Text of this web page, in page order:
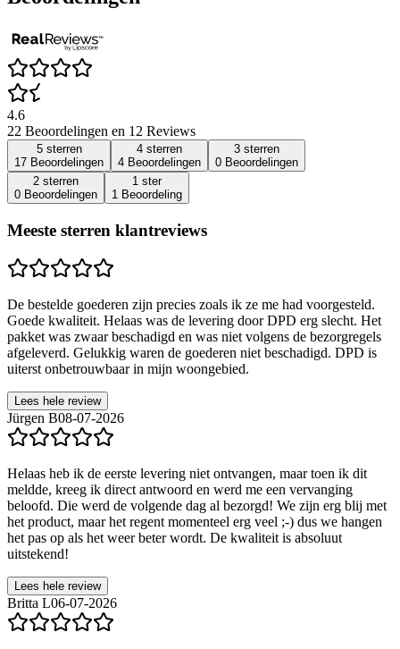
4.6
22 Beoordelingen en 12 Reviews
5 sterren
17 Beoordelingen
4 sterren
4 Beoordelingen
3 sterren
0 Beoordelingen
2 sterren
0 Beoordelingen
1 ster
1 Beoordeling
Meeste sterren klantreviews
De bestelde goederen zijn precies zoals ik ze me had voorgesteld.
Goede kwaliteit. Helaas was de levering door DPD erg slecht. Het
pakket was zwaar beschadigd en was niet volgens de bezorgregels
afgeleverd. Gelukkig waren de goederen niet beschadigd. DPD is
uiterst onbetrouwbaar in mijn woongebied.
Lees hele review
Jürgen B08-07-2026
Helaas heb ik de eerste levering niet ontvangen, maar toen ik dit
meldde, kreeg ik direct antwoord en werd me een vervanging
beloofd. Die werd de volgende dag al bezorgd! We zijn erg blij met
het product, maar het regent momenteel erg veel ;-) dus we hangen
het pas op als het weer beter wordt. De kwaliteit is absoluut
uitstekend!
Lees hele review
Britta L06-07-2026